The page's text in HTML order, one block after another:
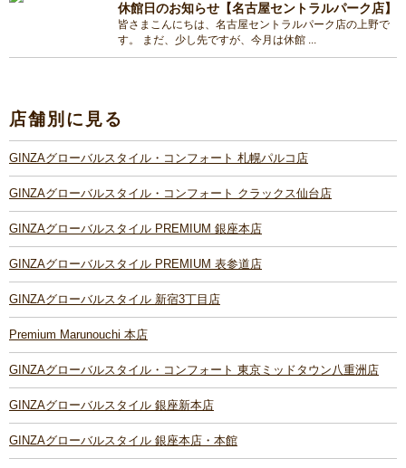
休館日のお知らせ【名古屋セントラルパーク店】
皆さまこんにちは、名古屋セントラルパーク店の上野で
す。 まだ、少し先ですが、今月は休館 ...
店舗別に見る
GINZAグローバルスタイル・コンフォート 札幌パルコ店
GINZAグローバルスタイル・コンフォート クラックス仙台店
GINZAグローバルスタイル PREMIUM 銀座本店
GINZAグローバルスタイル PREMIUM 表参道店
GINZAグローバルスタイル 新宿3丁目店
Premium Marunouchi 本店
GINZAグローバルスタイル・コンフォート 東京ミッドタウン八重洲店
GINZAグローバルスタイル 銀座新本店
GINZAグローバルスタイル 銀座本店・本館